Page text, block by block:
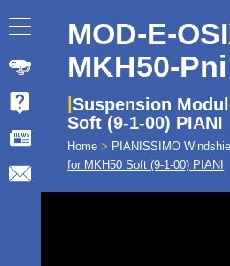
MOD-E-
MKH50-Pni
Suspension
Soft (9-1-00) PIANI
Home > PIANISSIMO
for MKH50 Soft (9-1-00) PIANI